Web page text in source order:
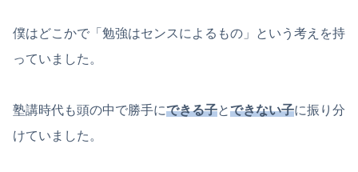
僕はどこかで「勉強はセンスによるもの」という考えを持
っていました。
塾講時代も頭の中で勝手にできる子とできない子に振り分
けていました。